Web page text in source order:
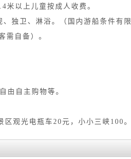
以上儿童按成人收费。
独卫、淋浴。（国内游船条件有
需自备）。
由自主购物等。
观光电瓶车20元，小小三峡100。